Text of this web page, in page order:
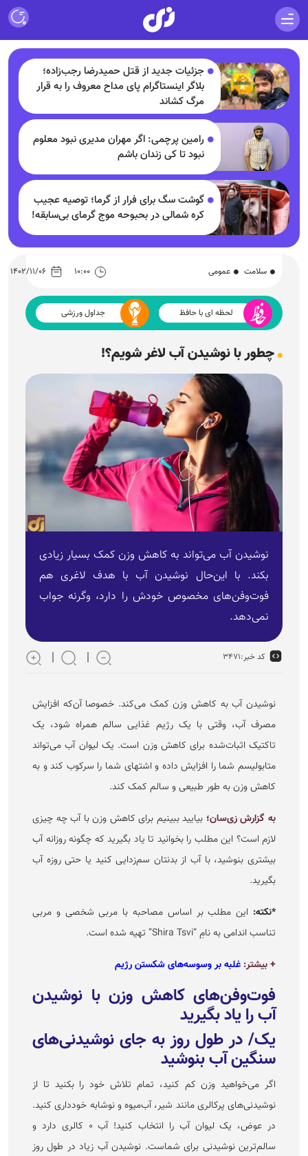
جزئیات جدید از قتل حمیدرضا رجب‌زاده؛
بلاگر اینستاگرام پای مداح معروف را به قرار
مرگ کشاند
رامین پرچمی: اگر مهران مدیری نبود معلوم
نبود تا کی زندان باشم
گوشت سگ برای فرار از گرما؛ توصیه عجیب
کره شمالی در بحبوحه موج گرمای بی‌سابقه!
سلامت عمومی ۱۰:۰۰ ۱۴۰۲/۱۱/۰۶
لحظه ای با حافظ جداول ورزشی
چطور با نوشیدن آب لاغر شویم؟!
نوشیدن آب می‌تواند به کاهش وزن کمک بسیار زیادی
بکند. با این‌حال نوشیدن آب با هدف لاغری هم
فوت‌وفن‌های مخصوص خودش را دارد، وگرنه جواب
نمی‌دهد.
کد خبر:۳۴۷۱
نوشیدن آب به کاهش وزن کمک می‌کند. خصوصا آن‌که افزایش
مصرف آب، وقتی با یک رژیم غذایی سالم همراه شود، یک
تاکتیک اثبات‌شده برای کاهش وزن است. یک لیوان آب می‌تواند
متابولیسم شما را افزایش داده و اشتهای شما را سرکوب کند و به
کاهش وزن به طور طبیعی و سالم کمک کند.
به گزارش زی‌سان؛ بیایید ببینیم برای کاهش وزن با آب چه چیزی
لازم است؟ این مطلب را بخوانید تا یاد بگیرید که چگونه روزانه آب
بیشتری بنوشید، با آب از بدنتان سم‌زدایی کنید یا حتی روزه آب
بگیرید.
*نکته: این مطلب بر اساس مصاحبه با مربی شخصی و مربی
تناسب اندامی به نامِ “Shira Tsvi” تهیه شده است.
+ بیشتر: غلبه بر وسوسه‌های شکستن رژیم
فوت‌وفن‌های کاهش وزن با نوشیدن
آب را یاد بگیرید
یک/ در طول روز به جای نوشیدنی‌های
سنگین آب بنوشید
اگر می‌خواهید وزن کم کنید، تمام تلاش خود را بکنید تا از
نوشیدنی‌های پرکالری مانند شیر، آب‌میوه و نوشابه خودداری کنید.
در عوض، یک لیوان آب را انتخاب کنید! آب ۰ کالری دارد و
سالم‌ترین نوشیدنی برای شماست. نوشیدن آب زیاد در طول روز